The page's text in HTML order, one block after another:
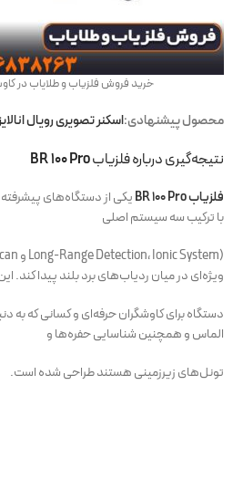
خرید فروش فلزیاب و طلایاب در کاوش طلا
محصول پیشنهادی:اسکنر تصویری رویال
نتیجه‌گیری درباره فلزیابBR ۱۰۰ Pro
فلزیاب BR ۱۰۰ Pro یکی از دستگاه‌های
با ترکیب سه سیستم اصلی
ویژه‌ای در میان ردیاب‌های برد بلند پیدا کند.
دستگاه برای کاوشگران حرفه‌ای و کسانی که به
الماس و همچنین شناسایی حفره‌ها و
تونل‌های زیرزمینی هستند طراحی شده است.